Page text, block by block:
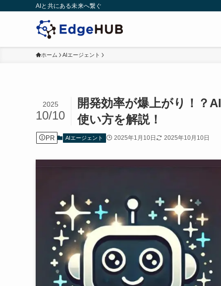
AIと共にある未来へ繋ぐ
ホーム AIエージェント
開発効率が爆上がり！？
使い方を解説！
2025
10/10
PR AIエージェント 2025年1月10日 2025年10月10日